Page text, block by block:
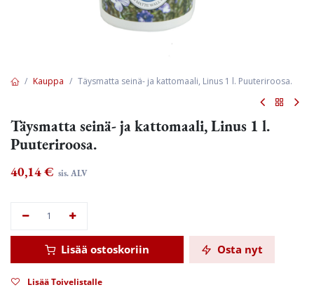
Kauppa Täysmatta seinä- ja kattomaali, Linus 1 l. Puuteriroosa.
Täysmatta seinä- ja kattomaali, Linus 1 l.
Puuteriroosa.
40,14€ sis. ALV
Lisää ostoskoriin Osta nyt
Lisää Toivelistalle